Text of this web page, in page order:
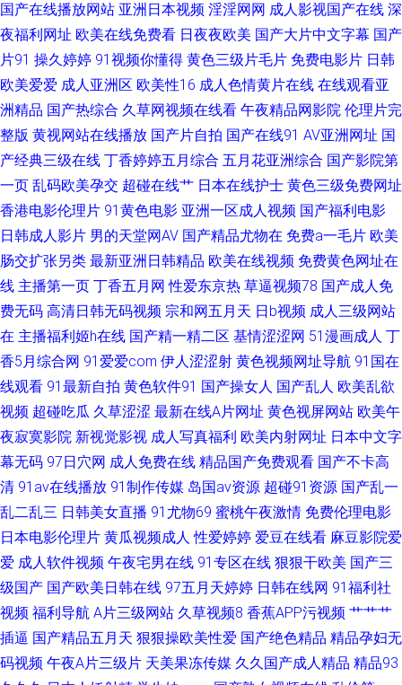
自慰 亚洲激情小说网 92福利视频导航 毛片亚洲天堂久久 91love海角熟女 岛
国在线 亚洲欧美啪啪免费视频 91香蕉鹿鹿污91 九九精品九九 欧美性爱1区
亚洲主播国产 蜜臀三网站 亚洲第一夜 91人妻草 超碰在线910 国內操逼在线
日韩综合视频专区 www九九热 五月天综合影院 91视频免费观看18 东方AV
在线直播 少妇14p 91九色韩国 老湿机试看福利社试看 日韩精品视频播放成
人 成全大全大全免费 欧洲视频 91黄香蕉 成人性交片免费看 青青狠狠人人91
中文字幕有码无码 大香蕉伊人99 俺去也五月天 狼人妞妞干 91拍拍拍在线 福
利姬网站AV 四虎久久 av岛国制服诱惑 人妖社区午夜剧场 91看女 AV偷拍天
站在线观看 婷婷超碰97在线 91www涩色 91视频在线观看免费 黑丝www国
产 国产精品自拍第一区页 亚州色五月 东方av黄色免费 中文福利AV导航
国产在线播放网站 亚洲日本视频 淫淫网网 成人影视国产在线 深
夜福利网址 欧美在线免费看 日夜夜欧美 国产大片中文字幕 国产
片91 操久婷婷 91视频你懂得 黄色三级片毛片 免费电影片 日韩
欧美爱爱 成人亚洲区 欧美性16 成人色情黄片在线 在线观看亚
洲精品 国产热综合 久草网视频在线看 午夜精品网影院 伦理片完
整版 黄视网站在线播放 国产片自拍 国产在线91 AV亚洲网址 国
产经典三级在线 丁香婷婷五月综合 五月花亚洲综合 国产影院第
一页 乱码欧美孕交 超碰在线艹 日本在线护士 黄色三级免费网址
香港电影伦理片 91黄色电影 亚洲一区成人视频 国产福利电影
日韩成人影片 男的天堂网AV 国产精品尤物在 免费a一毛片 欧美
肠交扩张另类 最新亚洲日韩精品 欧美在线视频 免费黄色网址在
线 主播第一页 丁香五月网 性爱东京热 草逼视频78 国产成人免
费无码 高清日韩无码视频 宗和网五月天 日b视频 成人三级网站
在 主播福利姬h在线 国产精一精二区 基情涩涩网 51漫画成人 丁
香5月综合网 91爱爱com 伊人涩涩射 黄色视频网址导航 91国在
线观看 91最新自拍 黄色软件91 国产操女人 国产乱人 欧美乱欲
视频 超碰吃瓜 久草涩涩 最新在线A片网址 黄色视屏网站 欧美午
夜寂寞影院 新视觉影视 成人写真福利 欧美内射网址 日本中文字
幕无码 97日穴网 成人免费在线 精品国产免费观看 国产不卡高
清 91av在线播放 91制作传媒 岛国av资源 超碰91资源 国产乱一
乱二乱三 日韩美女直播 91尤物69 蜜桃午夜激情 免费伦理电影
日本电影伦理片 黄瓜视频成人 性爱婷婷 爱豆在线看 麻豆影院爱
爱 成人软件视频 午夜宅男在线 91专区在线 狠狠干欧美 国产三
级国产 国产欧美日韩在线 97五月天婷婷 日韩在线网 91福利社
视频 福利导航 A片三级网站 久草视频8 香蕉APP污视频 艹艹艹
插逼 国产精品五月天 狠狠操欧美性爱 国产绝色精品 精品孕妇无
码视频 午夜A片三级片 天美果冻传媒 久久国产成人精品 精品93